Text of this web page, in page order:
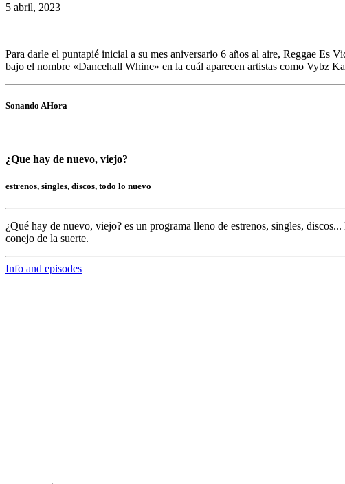
5 abril, 2023
Para darle el puntapié inicial a su mes aniversario 6 años al aire, Reggae Es
bajo el nombre «Dancehall Whine» en la cuál aparecen artistas como Vybz
Sonando AHora
¿Que hay de nuevo, viejo?
estrenos, singles, discos, todo lo nuevo
¿Qué hay de nuevo, viejo? es un programa lleno de estrenos, singles,
conejo de la suerte.
Info and episodes